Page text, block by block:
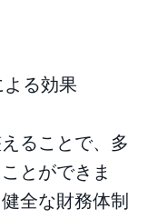
る効果
ることで、多
とができま
全な財務体制